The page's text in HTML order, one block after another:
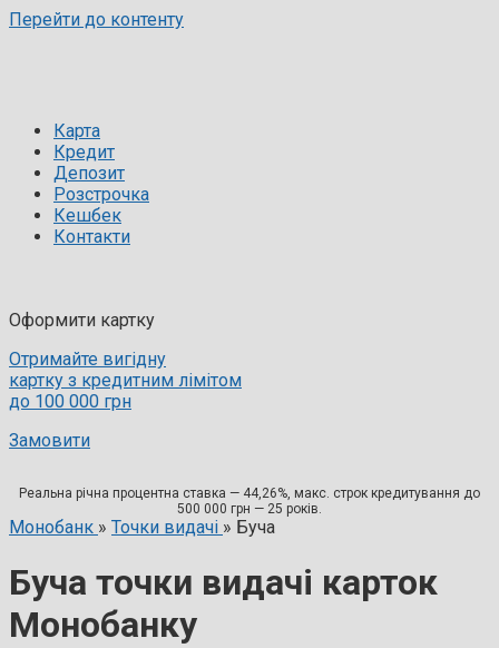
Перейти до контенту
Карта
Кредит
Депозит
Розстрочка
Кешбек
Контакти
Оформити картку
Отримайте вигідну
картку з кредитним лімітом
до 100 000 грн
Замовити
Реальна річна процентна ставка — 44,26%, макс. строк кредитування до
500 000 грн — 25 років.
Монобанк » Точки видачі » Буча
Буча точки видачі карток
Монобанку